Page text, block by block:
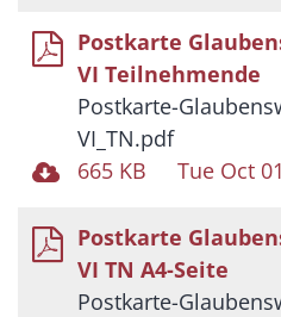
Postkarte
VI Teilnehmende
Postkarte-
VI_TN.pdf
665 KB
Tue Oct
Postkarte
VI TN A4-Seite
Postkarte-